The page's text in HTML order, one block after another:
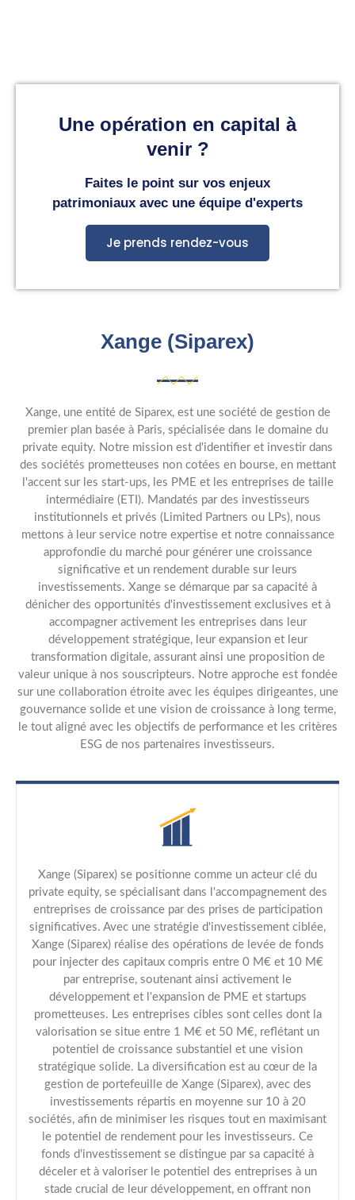
Une opération en capital à
venir ?
Faites le point sur vos enjeux
patrimoniaux avec une équipe d'experts
Je prends rendez-vous
Xange (Siparex)
Xange, une entité de Siparex, est une société de gestion de
premier plan basée à Paris, spécialisée dans le domaine du
private equity. Notre mission est d'identifier et investir dans
des sociétés prometteuses non cotées en bourse, en mettant
l'accent sur les start-ups, les PME et les entreprises de taille
intermédiaire (ETI). Mandatés par des investisseurs
institutionnels et privés (Limited Partners ou LPs), nous
mettons à leur service notre expertise et notre connaissance
approfondie du marché pour générer une croissance
significative et un rendement durable sur leurs
investissements. Xange se démarque par sa capacité à
dénicher des opportunités d'investissement exclusives et à
accompagner activement les entreprises dans leur
développement stratégique, leur expansion et leur
transformation digitale, assurant ainsi une proposition de
valeur unique à nos souscripteurs. Notre approche est fondée
sur une collaboration étroite avec les équipes dirigeantes, une
gouvernance solide et une vision de croissance à long terme,
le tout aligné avec les objectifs de performance et les critères
ESG de nos partenaires investisseurs.
Xange (Siparex) se positionne comme un acteur clé du
private equity, se spécialisant dans l'accompagnement des
entreprises de croissance par des prises de participation
significatives. Avec une stratégie d'investissement ciblée,
Xange (Siparex) réalise des opérations de levée de fonds
pour injecter des capitaux compris entre 0 M€ et 10 M€
par entreprise, soutenant ainsi activement le
développement et l'expansion de PME et startups
prometteuses. Les entreprises cibles sont celles dont la
valorisation se situe entre 1 M€ et 50 M€, reflétant un
potentiel de croissance substantiel et une vision
stratégique solide. La diversification est au cœur de la
gestion de portefeuille de Xange (Siparex), avec des
investissements répartis en moyenne sur 10 à 20
sociétés, afin de minimiser les risques tout en maximisant
le potentiel de rendement pour les investisseurs. Ce
fonds d'investissement se distingue par sa capacité à
déceler et à valoriser le potentiel des entreprises à un
stade crucial de leur développement, en offrant non